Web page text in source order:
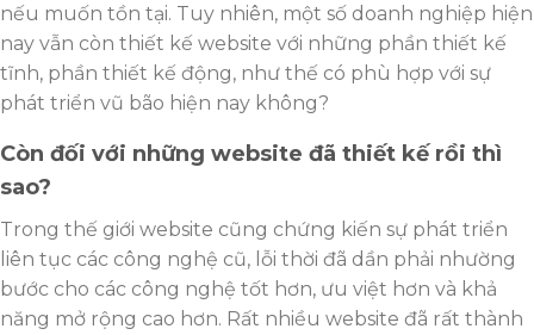
nếu muốn tồn tại. Tuy nhiên, một số doanh nghiệp hiện
nay vẫn còn thiết kế website với những phần thiết kế
tĩnh, phần thiết kế động, như thế có phù hợp với sự
phát triển vũ bão hiện nay không?
Còn đối với những website đã thiết kế rồi thì
sao?
Trong thế giới website cũng chứng kiến sự phát triển
liên tục các công nghệ cũ, lỗi thời đã dần phải nhường
bước cho các công nghệ tốt hơn, ưu việt hơn và khả
năng mở rộng cao hơn. Rất nhiều website đã rất thành